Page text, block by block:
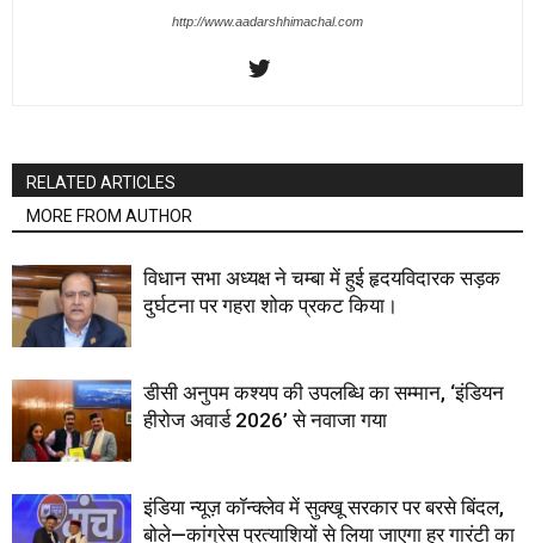
http://www.aadarshhimachal.com
RELATED ARTICLES
MORE FROM AUTHOR
विधान सभा अध्यक्ष ने चम्बा में हुई हृदयविदारक सड़क
दुर्घटना पर गहरा शोक प्रकट किया।
डीसी अनुपम कश्यप की उपलब्धि का सम्मान, ‘इंडियन
हीरोज अवार्ड 2026’ से नवाजा गया
इंडिया न्यूज़ कॉन्क्लेव में सुक्खू सरकार पर बरसे बिंदल,
बोले—कांग्रेस प्रत्याशियों से लिया जाएगा हर गारंटी का